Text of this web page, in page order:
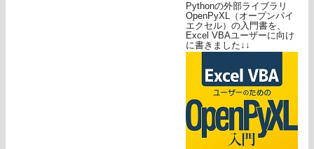
Pythonの外部ライブラリ
OpenPyXL（オープンパイ
エクセル）の入門書を、
Excel VBAユーザーに向け
に書きました↓↓